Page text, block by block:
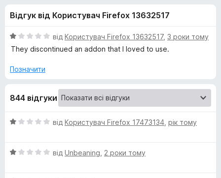
e
f
o
и
д
л
я
A
m
a
Відгук від Користувач Firefox 13632517
О
ц
н
1
5
від Користувач Firefox 13632517, 3 роки тому
They discontinued an addon that I loved to use.
Позначити
844 відгуки
О
н
від Користувач Firefox 17473134 рік тому
О
від Unbeaning 2 роки тому